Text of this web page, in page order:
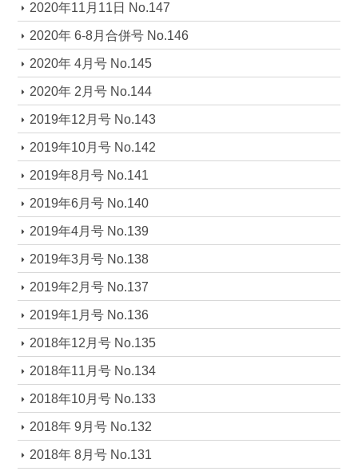
2020年11月11日 No.147
2020年 6-8月合併号 No.146
2020年 4月号 No.145
2020年 2月号 No.144
2019年12月号 No.143
2019年10月号 No.142
2019年8月号 No.141
2019年6月号 No.140
2019年4月号 No.139
2019年3月号 No.138
2019年2月号 No.137
2019年1月号 No.136
2018年12月号 No.135
2018年11月号 No.134
2018年10月号 No.133
2018年 9月号 No.132
2018年 8月号 No.131